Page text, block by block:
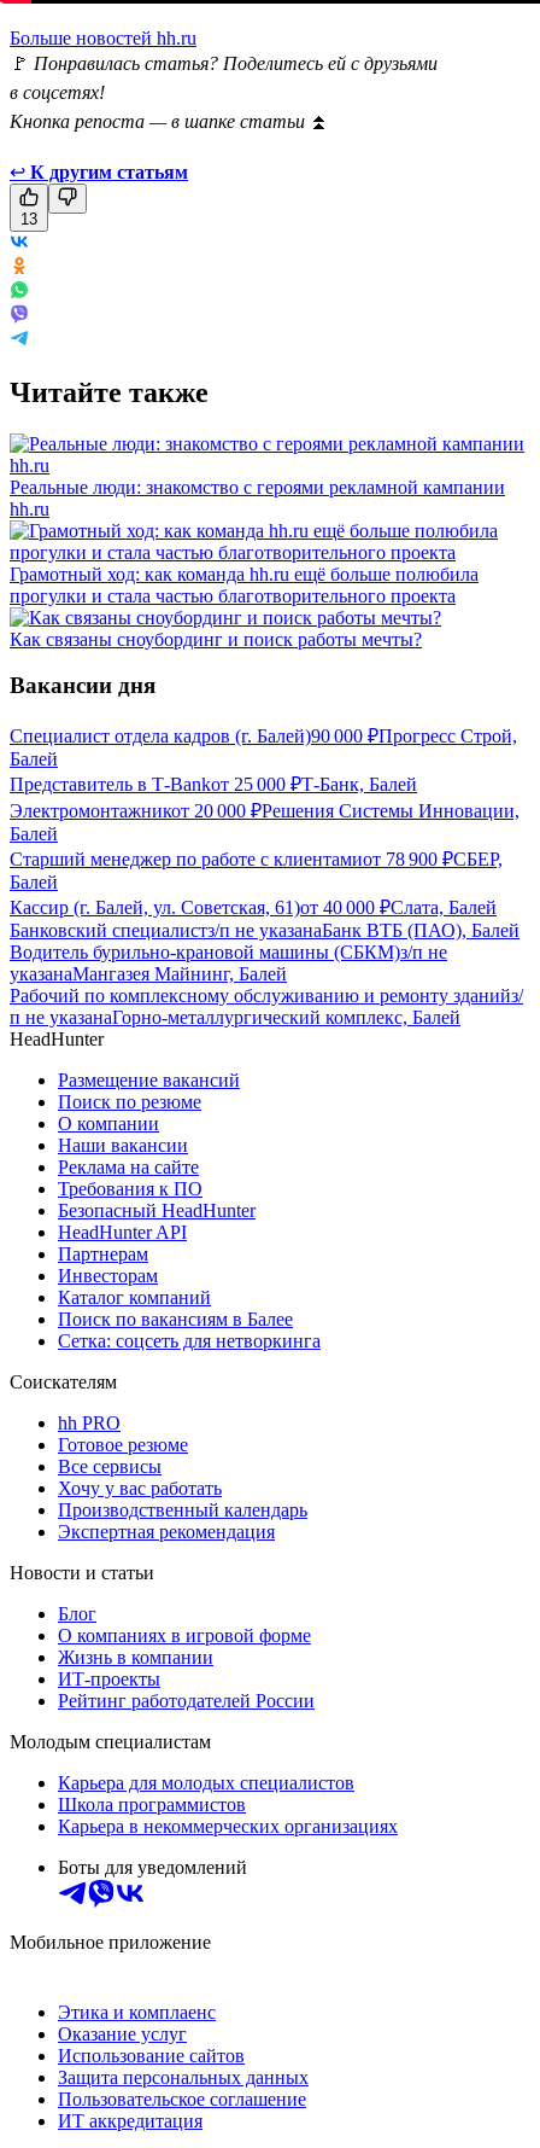
Больше новостей hh.ru
🚩 Понравилась статья? Поделитесь ей с друзьями
в соцсетях!
Кнопка репоста — в шапке статьи ⏫
↩ К другим статьям
13
Читайте также
Реальные люди: знакомство с героями рекламной кампании
hh.ru
Грамотный ход: как команда hh.ru ещё больше полюбила
прогулки и стала частью благотворительного проекта
Как связаны сноубординг и поиск работы мечты?
Вакансии дня
Специалист отдела кадров (г. Балей)90 000 ₽Прогресс Строй,
Балей
Представитель в Т-Bankот 25 000 ₽Т-Банк, Балей
Электромонтажникот 20 000 ₽Решения Системы Инновации,
Балей
Старший менеджер по работе с клиентамиот 78 900 ₽СБЕР,
Балей
Кассир (г. Балей, ул. Советская, 61)от 40 000 ₽Слата, Балей
Банковский специалистз/п не указанаБанк ВТБ (ПАО), Балей
Водитель бурильно-крановой машины (СБКМ)з/п не
указанаМангазея Майнинг, Балей
Рабочий по комплексному обслуживанию и ремонту зданийз/
п не указанаГорно-металлургический комплекс, Балей
HeadHunter
Размещение вакансий
Поиск по резюме
О компании
Наши вакансии
Реклама на сайте
Требования к ПО
Безопасный HeadHunter
HeadHunter API
Партнерам
Инвесторам
Каталог компаний
Поиск по вакансиям в Балее
Сетка: соцсеть для нетворкинга
Соискателям
hh PRO
Готовое резюме
Все сервисы
Хочу у вас работать
Производственный календарь
Экспертная рекомендация
Новости и статьи
Блог
О компаниях в игровой форме
Жизнь в компании
ИТ-проекты
Рейтинг работодателей России
Молодым специалистам
Карьера для молодых специалистов
Школа программистов
Карьера в некоммерческих организациях
Боты для уведомлений
Мобильное приложение
Этика и комплаенс
Оказание услуг
Использование сайтов
Защита персональных данных
Пользовательское соглашение
ИТ аккредитация